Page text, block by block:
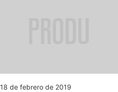
18 de febrero de 2019